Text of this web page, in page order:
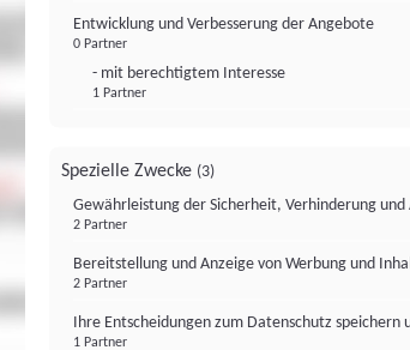
Entwicklung und Verbesserung der Angebote
0 Partner
- mit berechtigtem Interesse
1 Partner
Spezielle Zwecke (3)
Gewährleistung der Sicherheit, Verhinderung
2 Partner
Bereitstellung und Anzeige von Werbung und
2 Partner
Ihre Entscheidungen zum Datenschutz speichern
1 Partner